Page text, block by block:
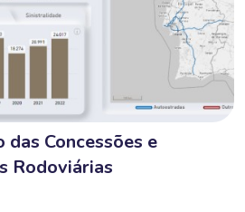
das Concessões e
Rodoviárias